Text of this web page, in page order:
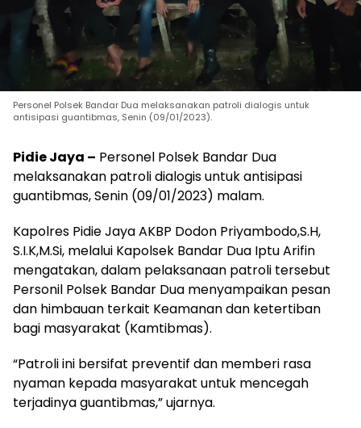
Personel Polsek Bandar Dua melaksanakan patroli dialogis untuk
antisipasi guantibmas, Senin (09/01/2023).
Pidie Jaya – Personel Polsek Bandar Dua
melaksanakan patroli dialogis untuk antisipasi
guantibmas, Senin (09/01/2023) malam.
Kapolres Pidie Jaya AKBP Dodon Priyambodo,S.H,
S.I.K,M.Si, melalui Kapolsek Bandar Dua Iptu Arifin
mengatakan, dalam pelaksanaan patroli tersebut
Personil Polsek Bandar Dua menyampaikan pesan
dan himbauan terkait Keamanan dan ketertiban
bagi masyarakat (Kamtibmas).
“Patroli ini bersifat preventif dan memberi rasa
nyaman kepada masyarakat untuk mencegah
terjadinya guantibmas,” ujarnya.